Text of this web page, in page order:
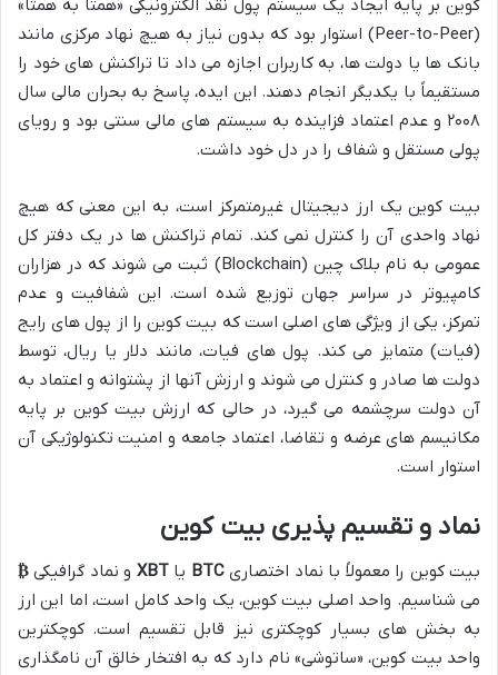
کوین بر پایه ایجاد یک سیستم پول نقد الکترونیکی «همتا به همتا»
(Peer-to-Peer) استوار بود که بدون نیاز به هیچ نهاد مرکزی مانند
بانک ها یا دولت ها، به کاربران اجازه می داد تا تراکنش های خود را
مستقیماً با یکدیگر انجام دهند. این ایده، پاسخ به بحران مالی سال
۲۰۰۸ و عدم اعتماد فزاینده به سیستم های مالی سنتی بود و رویای
پولی مستقل و شفاف را در دل خود داشت.
بیت کوین یک ارز دیجیتال غیرمتمرکز است، به این معنی که هیچ
نهاد واحدی آن را کنترل نمی کند. تمام تراکنش ها در یک دفتر کل
عمومی به نام بلاک چین (Blockchain) ثبت می شوند که در هزاران
کامپیوتر در سراسر جهان توزیع شده است. این شفافیت و عدم
تمرکز، یکی از ویژگی های اصلی است که بیت کوین را از پول های رایج
(فیات) متمایز می کند. پول های فیات، مانند دلار یا ریال، توسط
دولت ها صادر و کنترل می شوند و ارزش آنها از پشتوانه و اعتماد به
آن دولت سرچشمه می گیرد، در حالی که ارزش بیت کوین بر پایه
مکانیسم های عرضه و تقاضا، اعتماد جامعه و امنیت تکنولوژیکی آن
استوار است.
نماد و تقسیم پذیری بیت کوین
بیت کوین را معمولاً با نماد اختصاریBTC یاXBT و نماد گرافیکی ₿
می شناسیم. واحد اصلی بیت کوین، یک واحد کامل است، اما این ارز
به بخش های بسیار کوچکتری نیز قابل تقسیم است. کوچکترین
واحد بیت کوین، «ساتوشی» نام دارد که به افتخار خالق آن نامگذاری